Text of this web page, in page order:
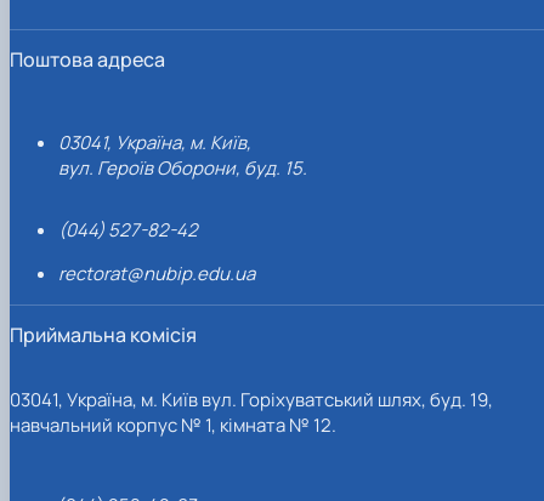
Поштова адреса
03041, Україна, м. Київ,
вул. Героїв Оборони, буд. 15.
(044) 527-82-42
rectorat@nubip.edu.ua
Приймальна комісія
03041, Україна, м. Київ вул. Горіхуватський шлях, буд. 19,
навчальний корпус № 1, кімната № 12.